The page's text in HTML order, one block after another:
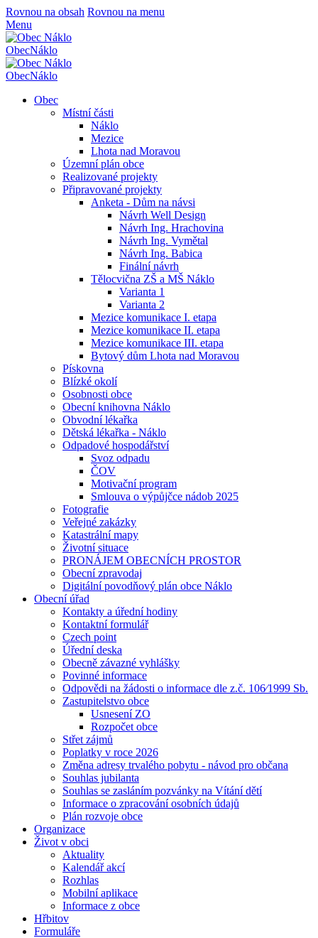
Rovnou na obsah Rovnou na menu
Menu
ObecNáklo
ObecNáklo
Obec
Místní části
Náklo
Mezice
Lhota nad Moravou
Územní plán obce
Realizované projekty
Připravované projekty
Anketa - Dům na návsi
Návrh Well Design
Návrh Ing. Hrachovina
Návrh Ing. Vymětal
Návrh Ing. Babica
Finální návrh
Tělocvična ZŠ a MŠ Náklo
Varianta 1
Varianta 2
Mezice komunikace I. etapa
Mezice komunikace II. etapa
Mezice komunikace III. etapa
Bytový dům Lhota nad Moravou
Pískovna
Blízké okolí
Osobnosti obce
Obecní knihovna Náklo
Obvodní lékařka
Dětská lékařka - Náklo
Odpadové hospodářství
Svoz odpadu
ČOV
Motivační program
Smlouva o výpůjčce nádob 2025
Fotografie
Veřejné zakázky
Katastrální mapy
Životní situace
PRONÁJEM OBECNÍCH PROSTOR
Obecní zpravodaj
Digitální povodňový plán obce Náklo
Obecní úřad
Kontakty a úřední hodiny
Kontaktní formulář
Czech point
Úřední deska
Obecně závazné vyhlášky
Povinné informace
Odpovědi na žádosti o informace dle z.č. 106⁄1999 Sb.
Zastupitelstvo obce
Usnesení ZO
Rozpočet obce
Střet zájmů
Poplatky v roce 2026
Změna adresy trvalého pobytu - návod pro občana
Souhlas jubilanta
Souhlas se zasláním pozvánky na Vítání dětí
Informace o zpracování osobních údajů
Plán rozvoje obce
Organizace
Život v obci
Aktuality
Kalendář akcí
Rozhlas
Mobilní aplikace
Informace z obce
Hřbitov
Formuláře